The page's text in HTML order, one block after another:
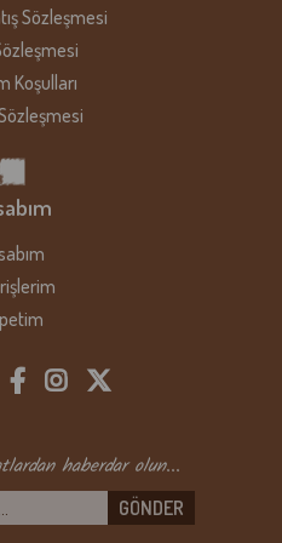
alınsa da, paketleme veya
bir sorunu
Sözleşmesi
Koşulları
haberdar olun...
GÖNDER